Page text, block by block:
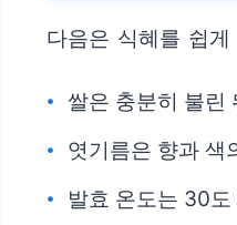
다음은 식혜를 쉽
쌀은 충분히 불린
엿기름은 향과 색
발효 온도는 30